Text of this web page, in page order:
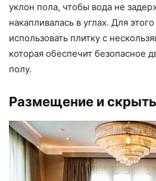
уклон пола, чтобы вода не
накапливалась в углах. Для
использовать плитку с
которая обеспечит безопасное
полу.
Размещение и